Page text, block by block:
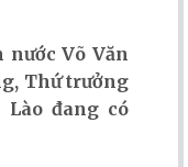
nước Võ Văn
Thứ trưởng
đang có